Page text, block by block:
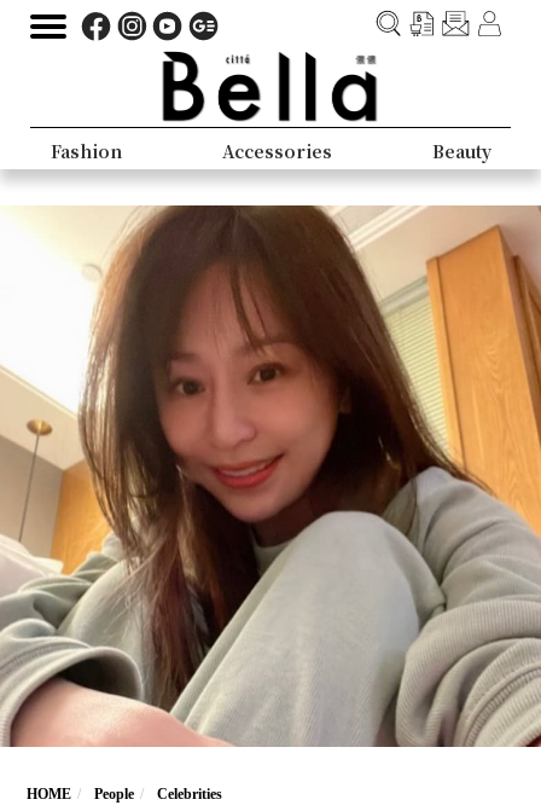
Fashion Accessories Beauty
HOME People Celebrities